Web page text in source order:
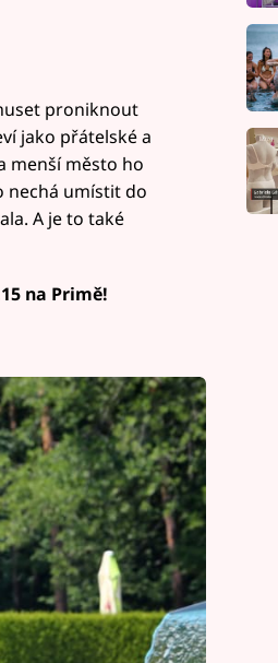
proniknout
jako přátelské a
menší město ho
nechá umístit do
A je to také
na Primě!